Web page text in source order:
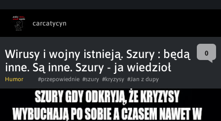
carcatycyn
Wirusy i wojny istnieją. Szury : będą
inne. Są inne. Szury - ja wiedzioł
0
Humor #przepowiednie #szury #kryzysy #Jan z dupy